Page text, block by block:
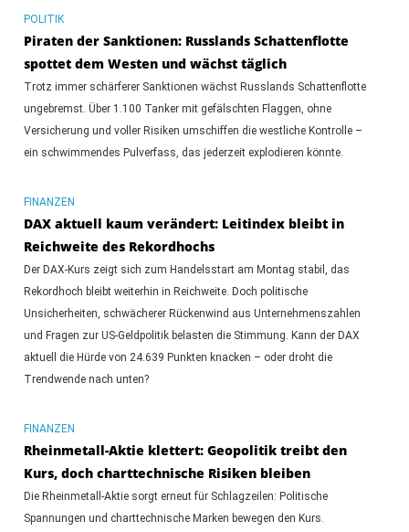
POLITIK
Piraten der Sanktionen: Russlands Schattenflotte
spottet dem Westen und wächst täglich
Trotz immer schärferer Sanktionen wächst Russlands Schattenflotte
ungebremst. Über 1.100 Tanker mit gefälschten Flaggen, ohne
Versicherung und voller Risiken umschiffen die westliche Kontrolle –
ein schwimmendes Pulverfass, das jederzeit explodieren könnte.
FINANZEN
DAX aktuell kaum verändert: Leitindex bleibt in
Reichweite des Rekordhochs
Der DAX-Kurs zeigt sich zum Handelsstart am Montag stabil, das
Rekordhoch bleibt weiterhin in Reichweite. Doch politische
Unsicherheiten, schwächerer Rückenwind aus Unternehmenszahlen
und Fragen zur US-Geldpolitik belasten die Stimmung. Kann der DAX
aktuell die Hürde von 24.639 Punkten knacken – oder droht die
Trendwende nach unten?
FINANZEN
Rheinmetall-Aktie klettert: Geopolitik treibt den
Kurs, doch charttechnische Risiken bleiben
Die Rheinmetall-Aktie sorgt erneut für Schlagzeilen: Politische
Spannungen und charttechnische Marken bewegen den Kurs.